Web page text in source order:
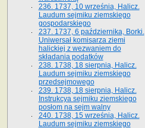
236. 1737, 10 września, Halicz.
Laudum sejmiku ziemskiego
gospodarskiego
237. 1737, 6 października, Borki.
Uniwersał komisarza ziemi
halickiej z wezwaniem do
składania podatków
238. 1738, 18 sierpnia, Halicz.
Laudum sejmiku ziemskiego
przedsejmowego
239. 1738, 18 sierpnia, Halicz.
Instrukcya sejmiku ziemskiego
posłom na sejm walny
240. 1738, 15 września, Halicz.
Laudum sejmiku ziemskiego